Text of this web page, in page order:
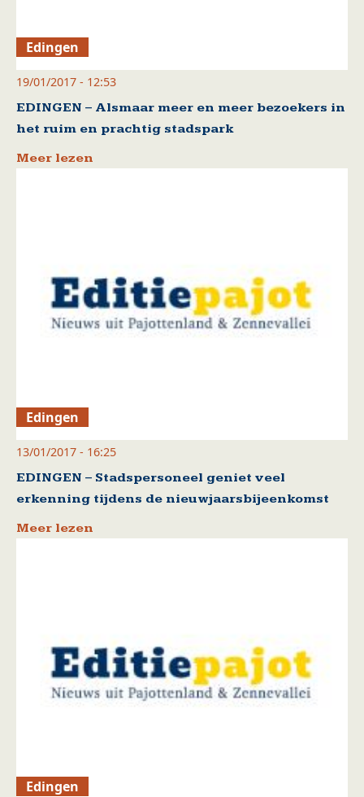
Edingen
19/01/2017 - 12:53
EDINGEN – Alsmaar meer en meer bezoekers in
het ruim en prachtig stadspark
Meer lezen
Edingen
13/01/2017 - 16:25
EDINGEN – Stadspersoneel geniet veel
erkenning tijdens de nieuwjaarsbijeenkomst
Meer lezen
Edingen